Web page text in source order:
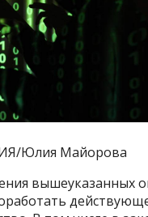
Юлия Майорова
вышеуказанных